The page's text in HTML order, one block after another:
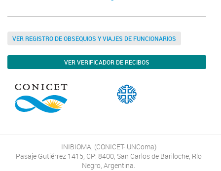
VER REGISTRO DE OBSEQUIOS Y VIAJES DE FUNCIONARIOS
VER VERIFICADOR DE RECIBOS
INIBIOMA, (CONICET- UNComa)
Pasaje Gutiérrez 1415, CP: 8400, San Carlos de Bariloche, Río
Negro, Argentina.